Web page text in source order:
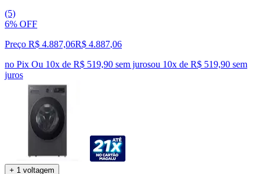
(5)
6% OFF
Preço R$ 4.887,06R$ 4.887,06
no Pix Ou 10x de R$ 519,90 sem jurosou 10x de R$ 519,90 sem
juros
+ 1 voltagem